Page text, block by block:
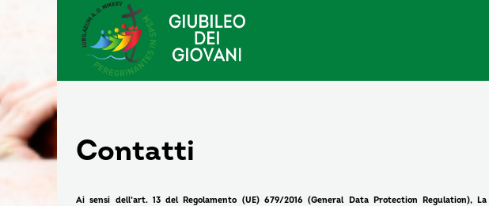
Contatti
Ai sensi dell’art. 13 del Regolamento (UE) 679/2016 (General Data Protection Regulation),